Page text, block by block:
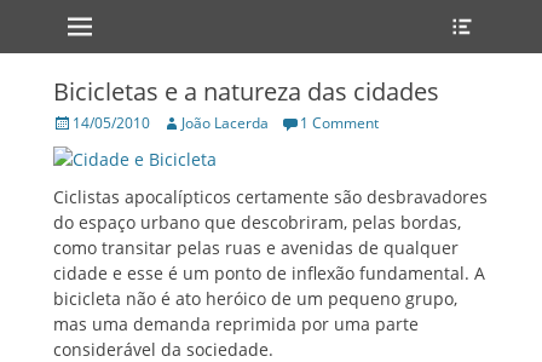
Primary Menu
Skip
Bicicletas e a natureza das cidades
Posted
on
14/05/2010 Author
João Lacerda 1 Comment
Ciclistas apocalípticos certamente são desbravadores
do espaço urbano que descobriram, pelas bordas,
como transitar pelas ruas e avenidas de qualquer
cidade e esse é um ponto de inflexão fundamental. A
bicicleta não é ato heróico de um pequeno grupo,
mas uma demanda reprimida por uma parte
considerável da sociedade.